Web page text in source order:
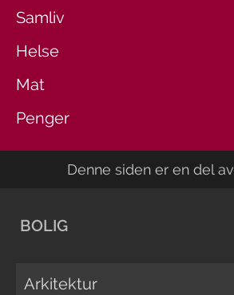
Samliv
Helse
Mat
Penger
Denne siden er en del av
BOLIG
Arkitektur